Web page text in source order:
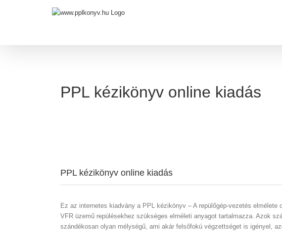
PPL kézikönyv online kiadás
PPL kézikönyv online kiadás
Ez az internetes kiadvány a PPL kézikönyv – A repülőgép-vezetés
VFR üzemű repülésekhez szükséges elméleti anyagot tartalmazza. Azok
szándékosan olyan mélységű, ami akár felsőfokú végzettséget is igényel,